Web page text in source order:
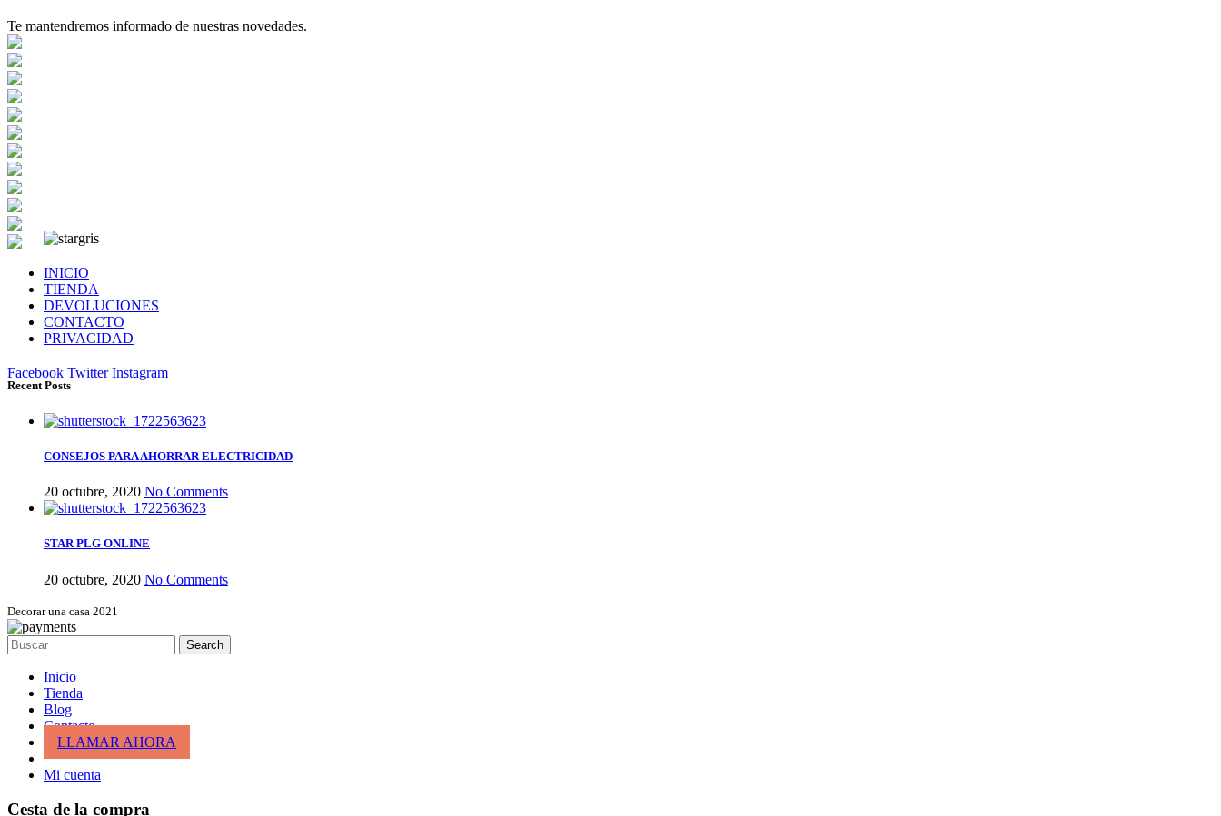
Te mantendremos informado de nuestras novedades.
INICIO
TIENDA
DEVOLUCIONES
CONTACTO
PRIVACIDAD
Facebook Twitter Instagram
Recent Posts
CONSEJOS PARA AHORRAR ELECTRICIDAD
20 octubre, 2020 No Comments
STAR PLG ONLINE
20 octubre, 2020 No Comments
Decorar una casa 2021
Search
Inicio
Tienda
Blog
Contacto
LLAMAR AHORA
Mi cuenta
Cesta de la compra